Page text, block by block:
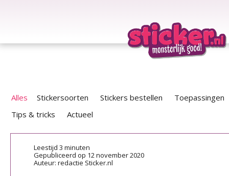
Alles Stickersoorten Stickers bestellen
Toepassingen
Tips & tricks
Actueel
Leestijd 3 minuten
Gepubliceerd op 12 november 2020
Auteur: redactie Sticker.nl